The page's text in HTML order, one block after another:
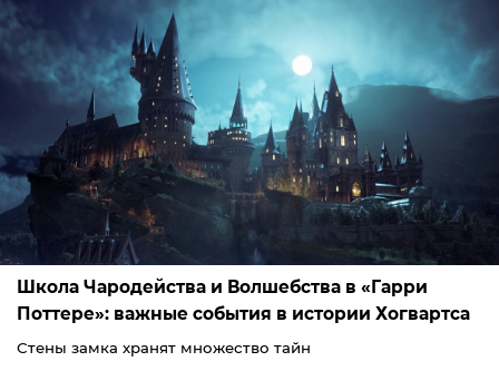
Школа Чародейства и Волшебства в «Гарри
Поттере»: важные события в истории Хогвартса
Стены замка хранят множество тайн